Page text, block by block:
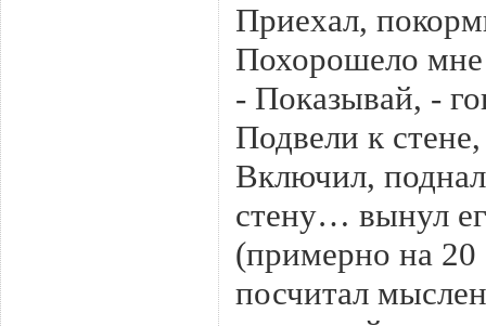
Приехал,
Похорошело мне
- Показывай, -
Подвели к
Включил,
стену… вынул
(примерно на 20
посчитал